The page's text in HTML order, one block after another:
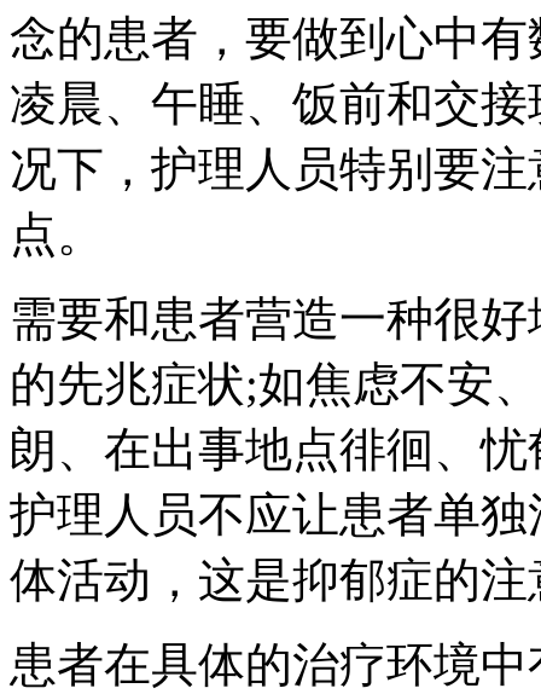
念的患者，要做到心中
凌晨、午睡、饭前和交
况下，护理人员特别要
点。
需要和患者营造一种很
的先兆症状;如焦虑不安
朗、在出事地点徘徊、
护理人员不应让患者单
体活动，这是抑郁症的
患者在具体的治疗环境